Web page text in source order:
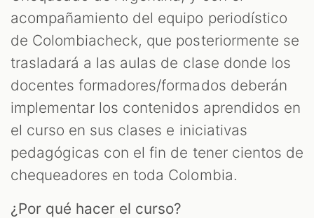
acompañamiento del equipo periodístico
de Colombiacheck, que posteriormente se
trasladará a las aulas de clase donde los
docentes formadores/formados deberán
implementar los contenidos aprendidos en
el curso en sus clases e iniciativas
pedagógicas con el fin de tener cientos de
chequeadores en toda Colombia.
¿Por qué hacer el curso?